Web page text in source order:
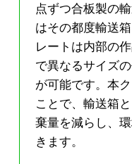
点ずつ合板製の
はその都度輸送
レートは内部の
で異なるサイズ
が可能です。本
ことで、輸送箱
棄量を減らし、
きます。